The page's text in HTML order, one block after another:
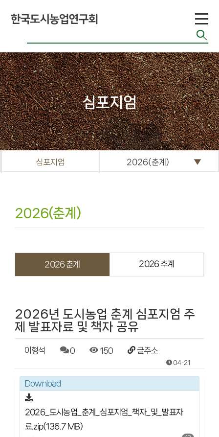
시
농
업
연
구
현
황
도시농업 기술현황
니
티
공지게시판
도시농업 관련단체
자료
기타자료실
FAQ
심포지엄
심포지엄 2026(춘계)
2026(춘계)
2026 춘계 2026 추계
2026년 도시농업 춘계 심포지엄 주
제 발표자료 및 책자 공유
이형석 0 150 글주소
04-21
Download
2026_도시농업_춘계_심포지엄_책자_및_발표자
료.zip(136.7 MB)